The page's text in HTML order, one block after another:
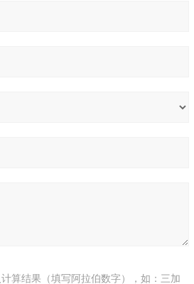
算结果（填写阿拉伯数字），如：三加